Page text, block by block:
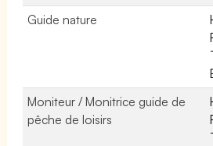
Guide nature
Moniteur / Monitrice guide de
pêche de loisirs